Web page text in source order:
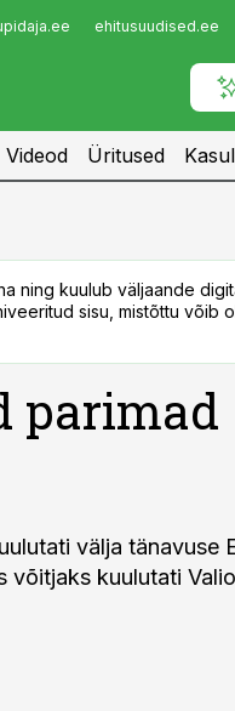
ehitusuudised.ee
Videod Üritused
ning kuulub väljaande
sisu, mistõttu võib
parimad
välja tänavuse
kuulutati